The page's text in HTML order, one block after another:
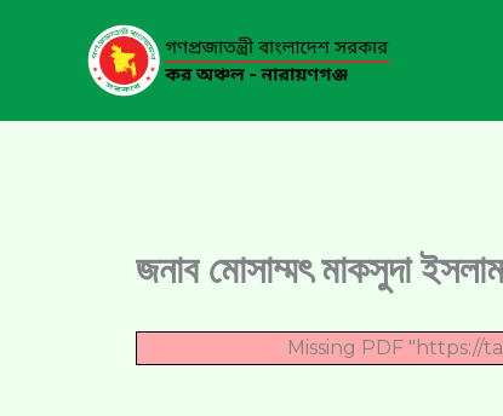
জনাব মোসাম্মৎ মাকসুদা
Missing PDF "https://